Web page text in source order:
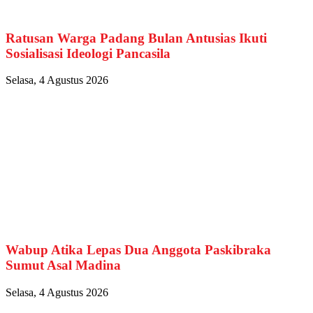
Ratusan Warga Padang Bulan Antusias Ikuti
Sosialisasi Ideologi Pancasila
Selasa, 4 Agustus 2026
Wabup Atika Lepas Dua Anggota Paskibraka
Sumut Asal Madina
Selasa, 4 Agustus 2026